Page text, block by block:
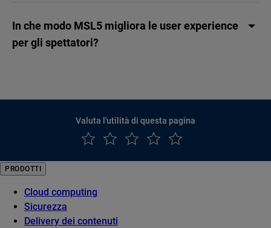
In che modo MSL5 migliora le user experience
per gli spettatori?
Valuta l'utilità di questa pagina
PRODOTTI
Cloud computing
Sicurezza
Delivery dei contenuti